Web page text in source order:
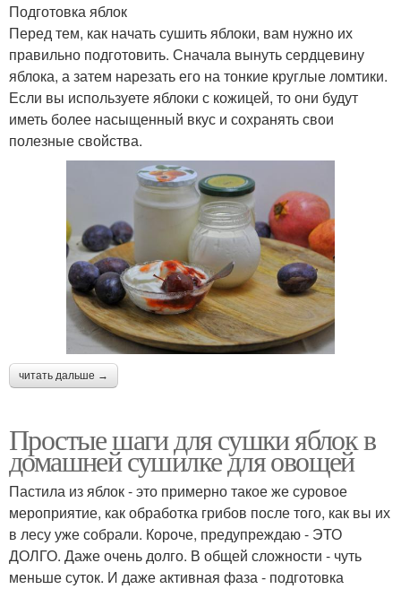
Подготовка яблок
Перед тем, как начать сушить яблоки, вам нужно их
правильно подготовить. Сначала вынуть сердцевину
яблока, а затем нарезать его на тонкие круглые ломтики.
Если вы используете яблоки с кожицей, то они будут
иметь более насыщенный вкус и сохранять свои
полезные свойства.
читать дальше →
Простые шаги для сушки яблок в
домашней сушилке для овощей
Пастила из яблок - это примерно такое же суровое
мероприятие, как обработка грибов после того, как вы их
в лесу уже собрали. Короче, предупреждаю - ЭТО
ДОЛГО. Даже очень долго. В общей сложности - чуть
меньше суток. И даже активная фаза - подготовка